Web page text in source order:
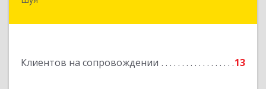
Клиентов на сопровождении 13